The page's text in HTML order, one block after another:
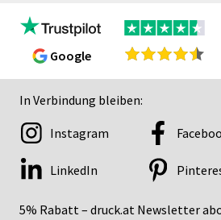
Google
In Verbindung bleiben:
5% Rabatt – druck.at Newsletter
Instagram
LinkedIn